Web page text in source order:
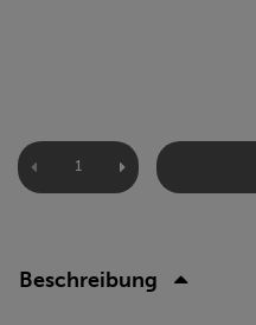
Beschreibung